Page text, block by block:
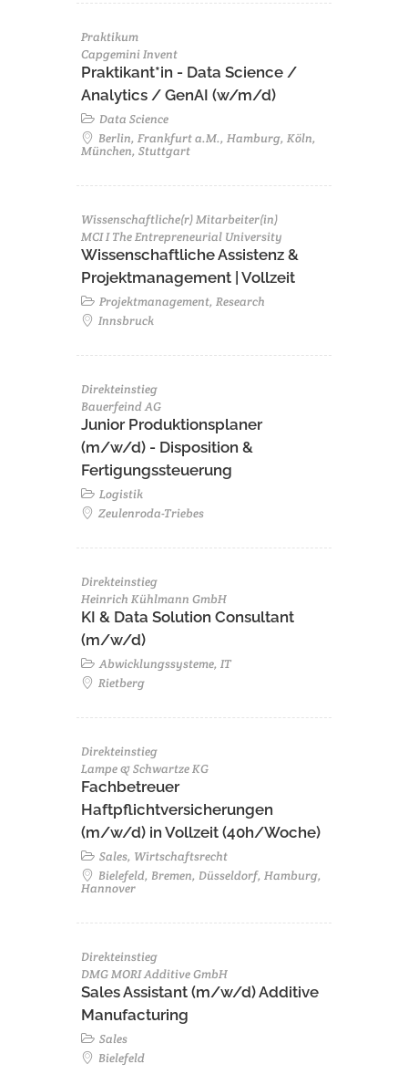
Praktikum
Capgemini Invent
Praktikant*in - Data Science /
Analytics / GenAI (w/m/d)
Data Science
Berlin, Frankfurt a.M., Hamburg, Köln,
München, Stuttgart
Wissenschaftliche(r) Mitarbeiter(in)
MCI I The Entrepreneurial University
Wissenschaftliche Assistenz &
Projektmanagement | Vollzeit
Projektmanagement, Research
Innsbruck
Direkteinstieg
Bauerfeind AG
Junior Produktionsplaner
(m/w/d) - Disposition &
Fertigungssteuerung
Logistik
Zeulenroda-Triebes
Direkteinstieg
Heinrich Kühlmann GmbH
KI & Data Solution Consultant
(m/w/d)
Abwicklungssysteme, IT
Rietberg
Direkteinstieg
Lampe & Schwartze KG
Fachbetreuer
Haftpflichtversicherungen
(m/w/d) in Vollzeit (40h/Woche)
Sales, Wirtschaftsrecht
Bielefeld, Bremen, Düsseldorf, Hamburg,
Hannover
Direkteinstieg
DMG MORI Additive GmbH
Sales Assistant (m/w/d) Additive
Manufacturing
Sales
Bielefeld